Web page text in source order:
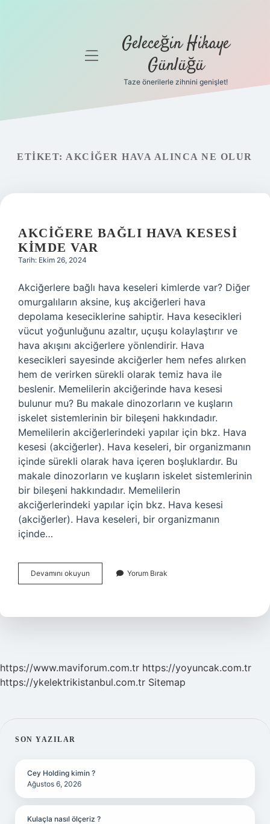
Gizlilik
Yasal Uyarı
Hakkımızda
menüyü Geleceğin Hikaye
Günlüğü
Taze önerilerle zihnini genişlet!
ETIKET: AKCIĞER HAVA ALINCA NE OLUR
AKCIĞERE BAĞLI HAVA KESESI
KIMDE VAR
Tarih: Ekim 26, 2024
Akciğerlere bağlı hava keseleri kimlerde var? Diğer
omurgalıların aksine, kuş akciğerleri hava
depolama keseciklerine sahiptir. Hava kesecikleri
vücut yoğunluğunu azaltır, uçuşu kolaylaştırır ve
hava akışını akciğerlere yönlendirir. Hava
kesecikleri sayesinde akciğerler hem nefes alırken
hem de verirken sürekli olarak temiz hava ile
beslenir. Memelilerin akciğerinde hava kesesi
bulunur mu? Bu makale dinozorların ve kuşların
iskelet sistemlerinin bir bileşeni hakkındadır.
Memelilerin akciğerlerindeki yapılar için bkz. Hava
kesesi (akciğerler). Hava keseleri, bir organizmanın
içinde sürekli olarak hava içeren boşluklardır. Bu
makale dinozorların ve kuşların iskelet sistemlerinin
bir bileşeni hakkındadır. Memelilerin
akciğerlerindeki yapılar için bkz. Hava kesesi
(akciğerler). Hava keseleri, bir organizmanın
içinde…
Devamını okuyun Akciğere
Bağlı
Kimde
Yorum Bırak
https://www.maviforum.com.tr https://yoyuncak.com.tr
https://ykelektrikistanbul.com.tr Sitemap
SIDEBAR
SON YAZILAR
Cey Holding kimin ?
Ağustos 6, 2026
Kulaçla nasıl ölçeriz ?